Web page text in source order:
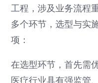
工程，涉及业务流程
多个环节，选型与实
项：
在选型环节，首先需
医疗行业具有强监管